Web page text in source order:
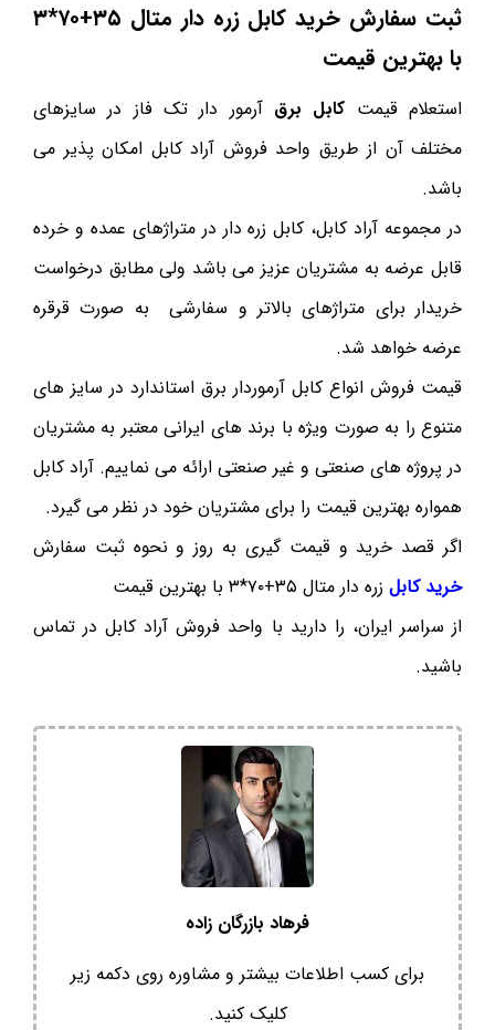
ثبت سفارش خرید کابل زره دار متال ۳۵+۷۰*۳
با بهترین قیمت
استعلام قیمت کابل برق آرمور دار تک فاز در سایزهای
مختلف آن از طریق واحد فروش آراد کابل امکان پذیر می
باشد.
در مجموعه آراد کابل، کابل زره دار در متراژهای عمده و خرده
قابل عرضه به مشتریان عزیز می باشد ولی مطابق درخواست
خریدار برای متراژهای بالاتر و سفارشی به صورت قرقره
عرضه خواهد شد.
قیمت فروش انواع کابل آرموردار برق استاندارد در سایز های
متنوع را به صورت ویژه با برند های ایرانی معتبر به مشتریان
در پروژه های صنعتی و غیر صنعتی ارائه می نماییم. آراد کابل
همواره بهترین قیمت را برای مشتریان خود در نظر می گیرد.
اگر قصد خرید و قیمت گیری به روز و نحوه ثبت سفارش
خرید کابل زره دار متال ۳۵+۷۰*۳ با بهترین قیمت
از سراسر ایران، را دارید با واحد فروش آراد کابل در تماس
باشید.
فرهاد بازرگان زاده
برای کسب اطلاعات بیشتر و مشاوره روی دکمه زیر
کلیک کنید.